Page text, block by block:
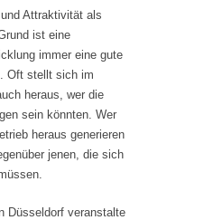
Attraktivität als
ist eine
immer eine gute
Oft stellt sich im
heraus, wer die
sein könnten. Wer
heraus generieren
jenen, die sich
Düsseldorf veranstalte